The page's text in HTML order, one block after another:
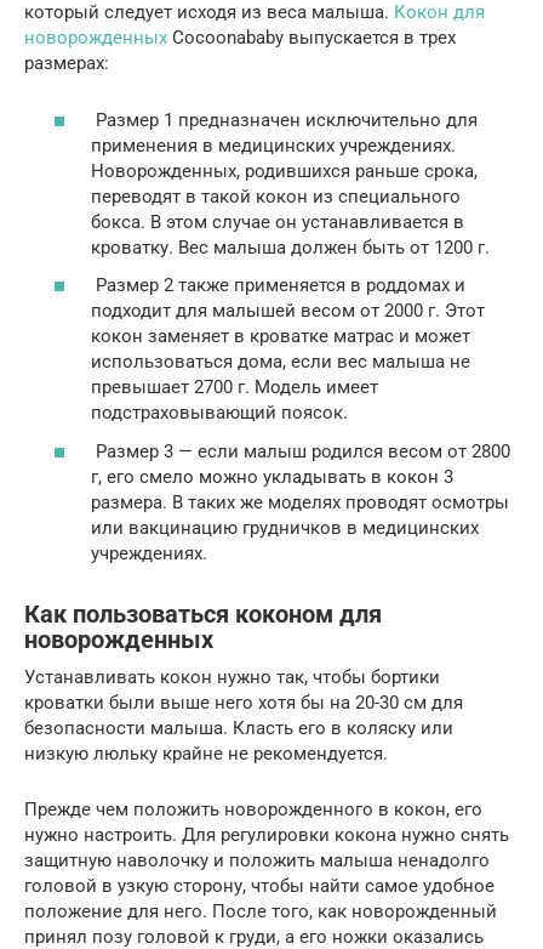
который следует исходя из веса малыша. Кокон для
новорожденных Cocoonababy выпускается в трех
размерах:
Размер 1 предназначен исключительно для
применения в медицинских учреждениях.
Новорожденных, родившихся раньше срока,
переводят в такой кокон из специального
бокса. В этом случае он устанавливается в
кроватку. Вес малыша должен быть от 1200 г.
Размер 2 также применяется в роддомах и
подходит для малышей весом от 2000 г. Этот
кокон заменяет в кроватке матрас и может
использоваться дома, если вес малыша не
превышает 2700 г. Модель имеет
подстраховывающий поясок.
Размер 3 — если малыш родился весом от 2800
г, его смело можно укладывать в кокон 3
размера. В таких же моделях проводят осмотры
или вакцинацию грудничков в медицинских
учреждениях.
Как пользоваться коконом для
новорожденных
Устанавливать кокон нужно так, чтобы бортики
кроватки были выше него хотя бы на 20-30 см для
безопасности малыша. Класть его в коляску или
низкую люльку крайне не рекомендуется.
Прежде чем положить новорожденного в кокон, его
нужно настроить. Для регулировки кокона нужно снять
защитную наволочку и положить малыша ненадолго
головой в узкую сторону, чтобы найти самое удобное
положение для него. После того, как новорожденный
принял позу головой к груди, а его ножки оказались